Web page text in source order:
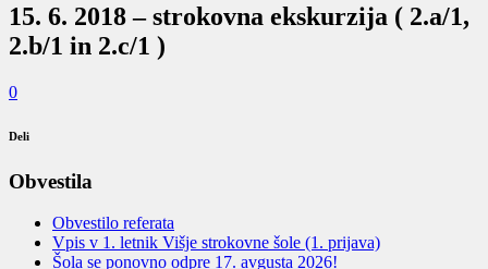
15. 6. 2018 – strokovna ekskurzija ( 2.a/1,
2.b/1 in 2.c/1 )
0
Deli
Obvestila
Obvestilo referata
Vpis v 1. letnik Višje strokovne šole (1. prijava)
Šola se ponovno odpre 17. avgusta 2026!